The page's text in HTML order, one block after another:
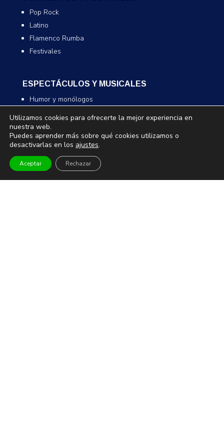
Pop Rock
Latino
Flamenco Rumba
Festivales
ESPECTÁCULOS Y MUSICALES
Humor y monólogos
Infantil y familiar
Magia
TEATRO Y DANZA
Utilizamos cookies para ofrecerte la mejor experiencia en
nuestra web.
Puedes aprender más sobre qué cookies utilizamos o
desactivarlas en los ajustes.
Aceptar Rechazar